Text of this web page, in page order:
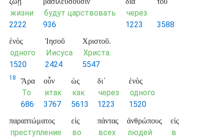
жизни
2222
будут царствовать
936
через
1223
3588
ἑνὸς
одного
1520
Ἰησοῦ
Иисуса
2424
Χριστοῦ.
Христа.
5547
18 Ἄρα
То
686
οὖν
итак
3767
ὡς
как
5613
δι᾽
через
1223
ἑνὸς
одного
1520
παραπτώματος
преступление
εἰς
во
πάντας
всех
ἀνθρώπους
людей
εἰς
в